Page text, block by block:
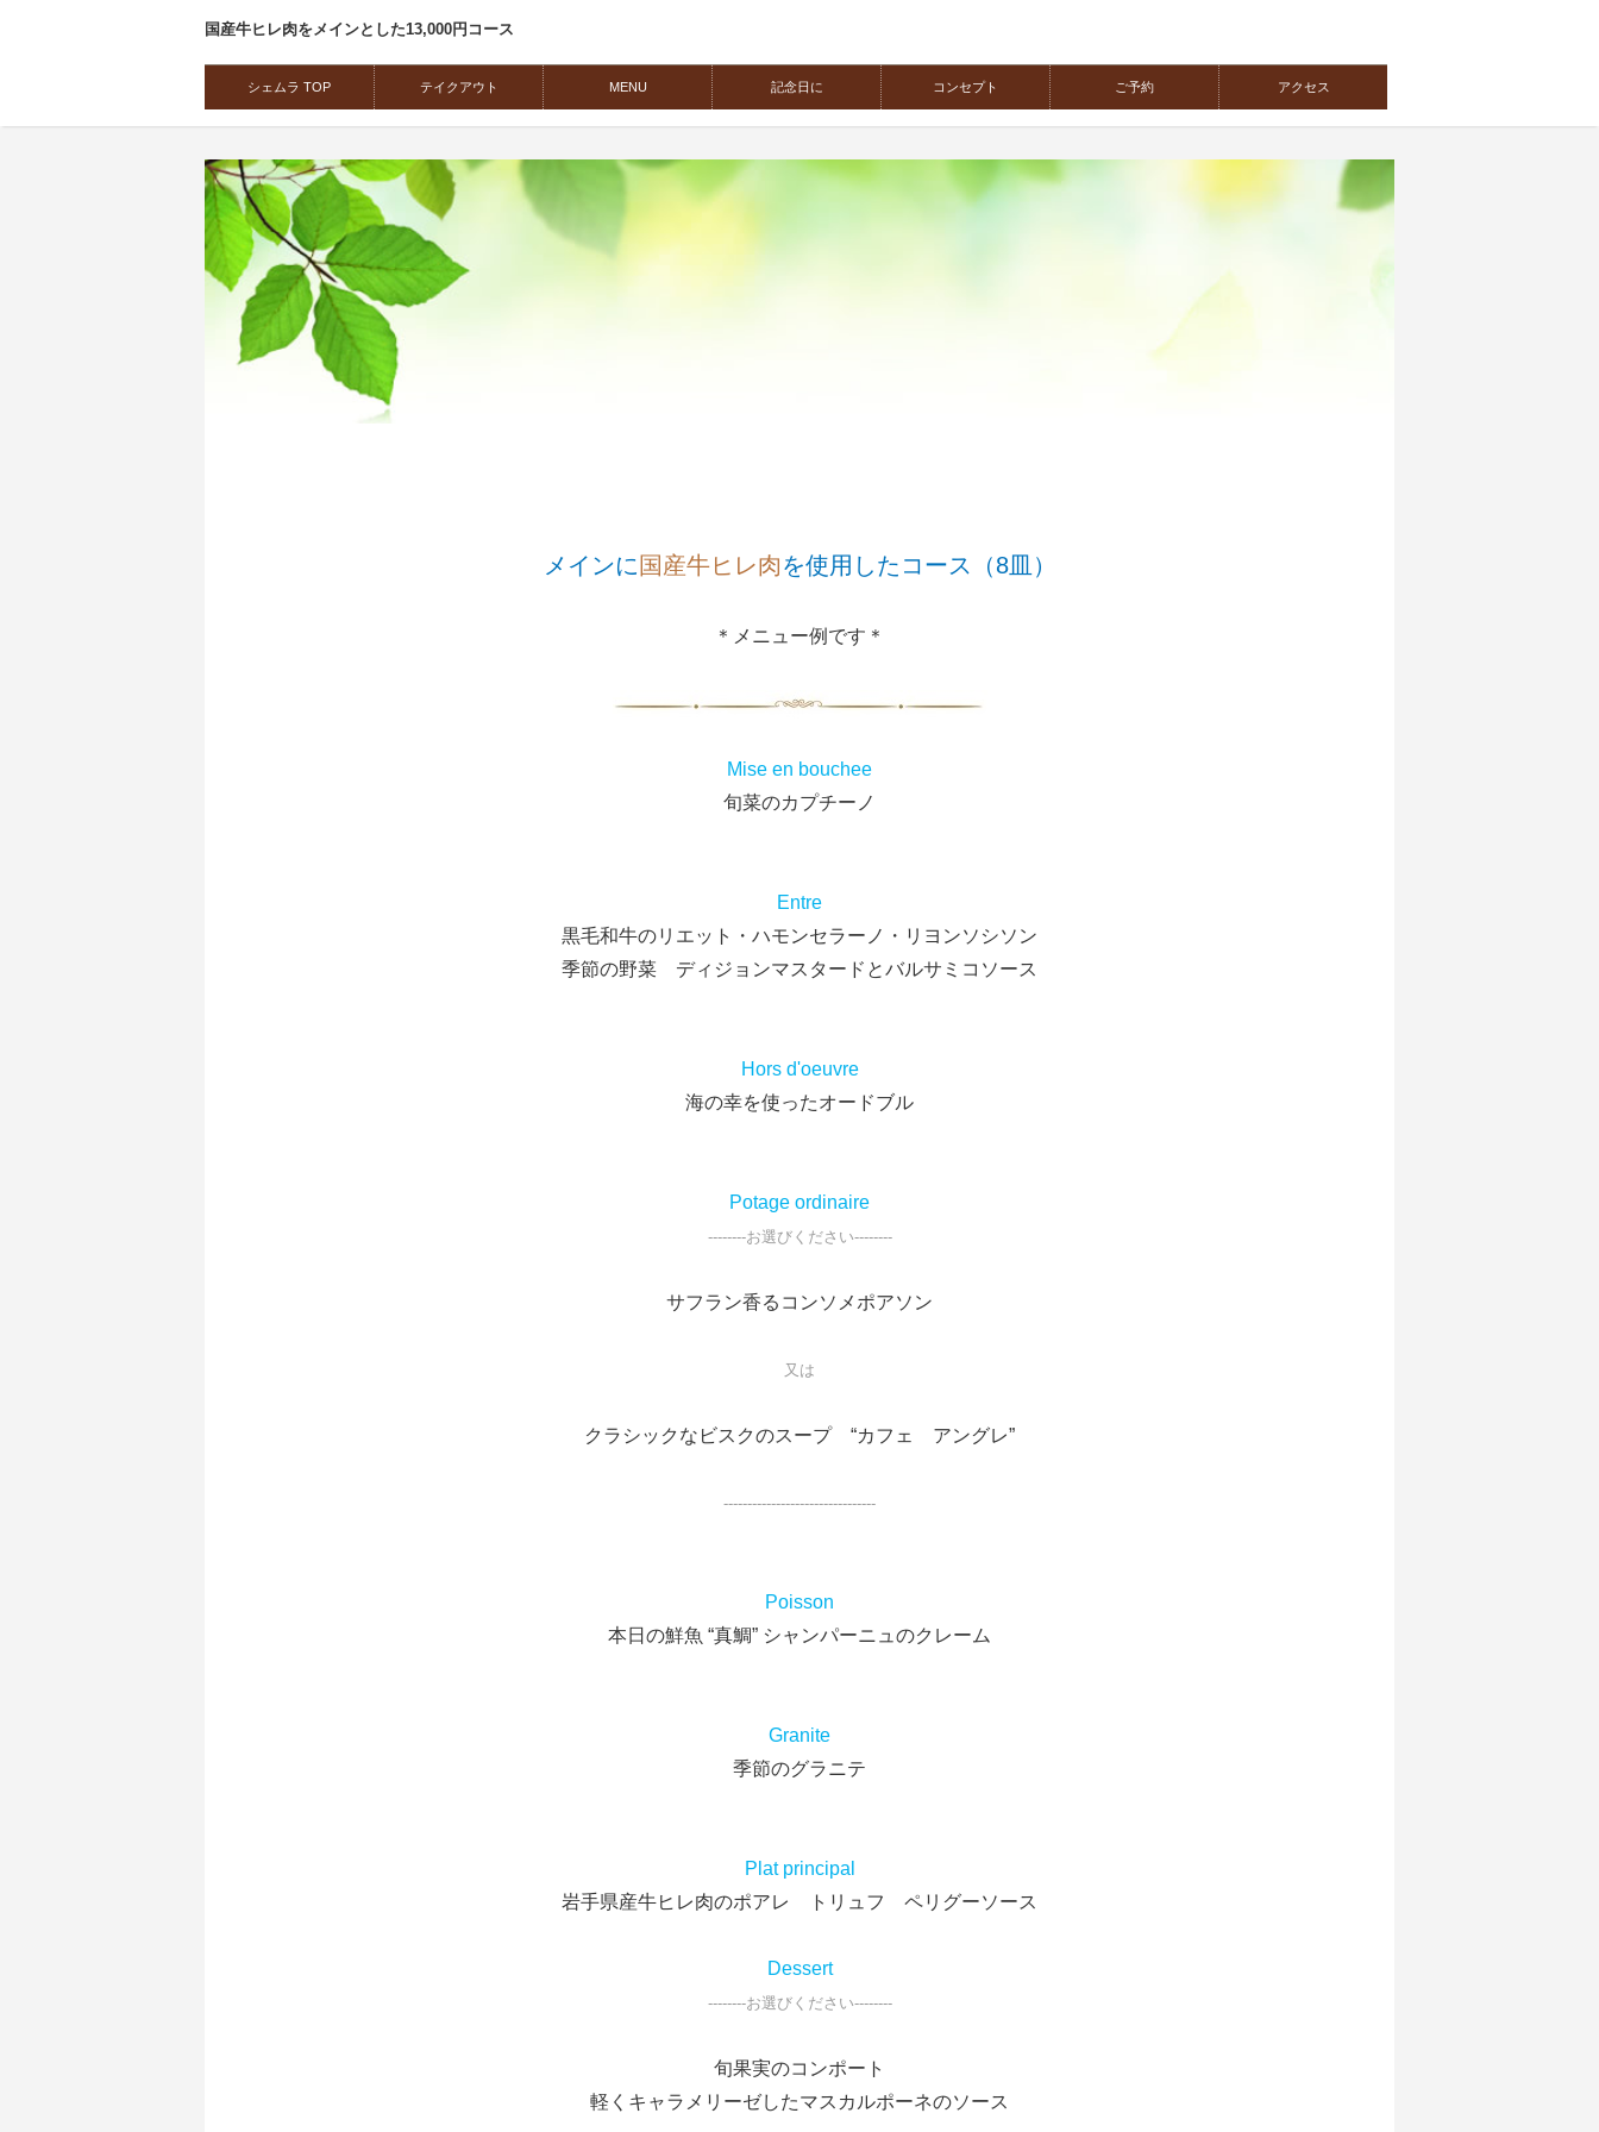
国産牛ヒレ肉をメインとした13,000円コース
シェムラ TOP テイクアウト MENU 記念日に コンセプト ご予約 アクセス
メインに 国産牛ヒレ肉を使用したコース（8皿）
＊メニュー例です＊
Mise en bouchee
旬菜のカプチーノ
Entre
黒毛和牛のリエット・ハモンセラーノ・リヨンソシソン
季節の野菜 ディジョンマスタードとバルサミコソース
Hors d'oeuvre
海の幸を使ったオードブル
Potage ordinaire
--------お選びください--------
サフラン香るコンソメポアソン
又は
クラシックなビスクのスープ “カフェ アングレ”
--------------------------------
Poisson
本日の鮮魚 “真鯛” シャンパーニュのクレーム
Granite
季節のグラニテ
Plat principal
岩手県産牛ヒレ肉のポアレ トリュフ ペリグーソース
Dessert
--------お選びください--------
旬果実のコンポート
軽くキャラメリーゼしたマスカルポーネのソース